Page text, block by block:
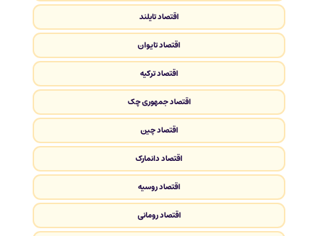
اقتصاد تایلند
اقتصاد تایوان
اقتصاد ترکیه
اقتصاد جمهوری چک
اقتصاد چین
اقتصاد دانمارک
اقتصاد روسیه
اقتصاد رومانی